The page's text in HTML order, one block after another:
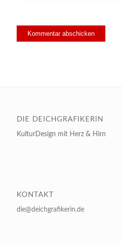
DIE DEICHGRAFIKERIN
KulturDesign mit Herz & Hirn
KONTAKT
die@deichgrafikerin.de